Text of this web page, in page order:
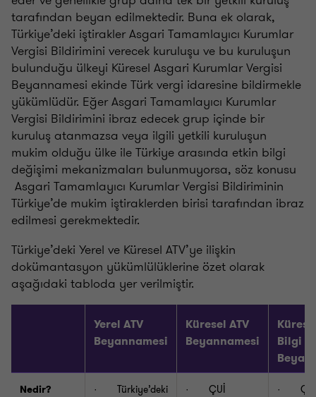
tarafından beyan edilmektedir. Buna ek olarak,
Türkiye’deki iştirakler Asgari Tamamlayıcı Kurumlar
Vergisi Bildirimini verecek kuruluşu ve bu kuruluşun
bulunduğu ülkeyi Küresel Asgari Kurumlar Vergisi
Beyannamesi ekinde Türk vergi idaresine bildirmekle
yükümlüdür. Eğer Asgari Tamamlayıcı Kurumlar
Vergisi Bildirimini ibraz edecek grup içinde bir
kuruluş atanmazsa veya ilgili yetkili kuruluşun
mukim olduğu ülke ile Türkiye arasında etkin bilgi
değişimi mekanizmaları bulunmuyorsa, söz konusu
Asgari Tamamlayıcı Kurumlar Vergisi Bildiriminin
Türkiye’de mukim iştiraklerden birisi tarafından ibraz
edilmesi gerekmektedir.
Türkiye’deki Yerel ve Küresel ATV’ye ilişkin
dokümantasyon yükümlülüklerine özet olarak
aşağıdaki tabloda yer verilmiştir.
Yerel ATV
Beyannamesi
Küresel ATV
Beyannamesi
Bilgi
Nedir?
· Türkiye’deki
· ÇUİ
·